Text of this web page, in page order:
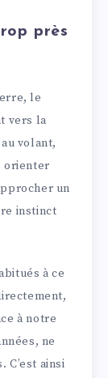
près
le
vers la
volant,
orienter
un
instinct
à ce
à notre
ne
C’est ainsi